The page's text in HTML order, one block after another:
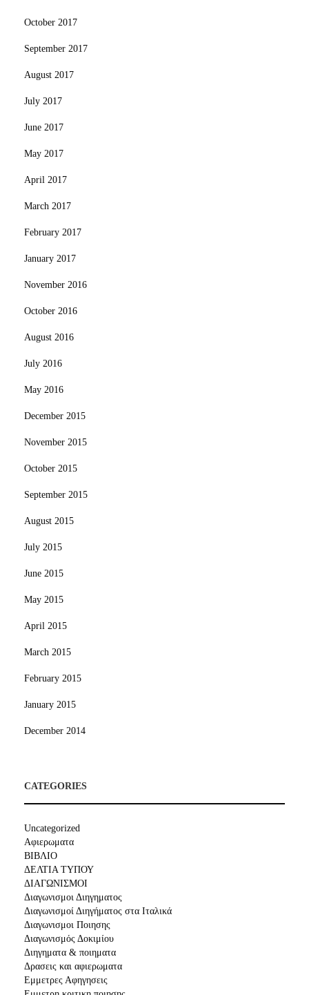
October 2017
September 2017
August 2017
July 2017
June 2017
May 2017
April 2017
March 2017
February 2017
January 2017
November 2016
October 2016
August 2016
July 2016
May 2016
December 2015
November 2015
October 2015
September 2015
August 2015
July 2015
June 2015
May 2015
April 2015
March 2015
February 2015
January 2015
December 2014
CATEGORIES
Uncategorized
Αφιερωματα
ΒΙΒΛΙΟ
ΔΕΛΤΙΑ ΤΥΠΟΥ
ΔΙΑΓΩΝΙΣΜΟΙ
Διαγωνισμοι Διηγηματος
Διαγωνισμοί Διηγήματος στα Ιταλικά
Διαγωνισμοι Ποιησης
Διαγωνισμός Δοκιμίου
Διηγηματα & ποιηματα
Δρασεις και αφιερωματα
Εμμετρες Αφηγησεις